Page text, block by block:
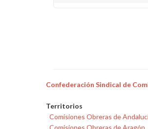
Confederación Sindical de
Territorios
Comisiones Obreras de
Comisiones Obreras de Aragón